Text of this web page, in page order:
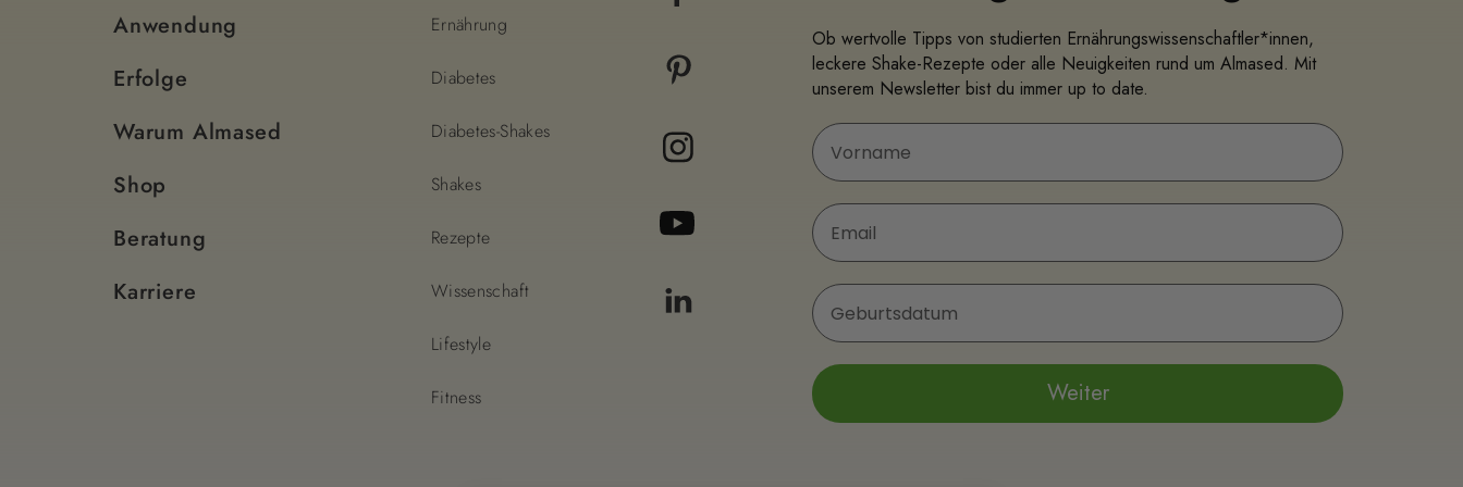
Anwendung
Erfolge
Warum Almased
Shop
Beratung
Karriere
Ernährung
Diabetes
Diabetes-Shakes
Shakes
Rezepte
Wissenschaft
Lifestyle
Fitness
Ob wertvolle Tipps von studierten Ernährungswissenschaftler*innen,
leckere Shake-Rezepte oder alle Neuigkeiten rund um Almased. Mit
unserem Newsletter bist du immer up to date.
Vorname
E-Mail
Geburtsdatum
Weiter